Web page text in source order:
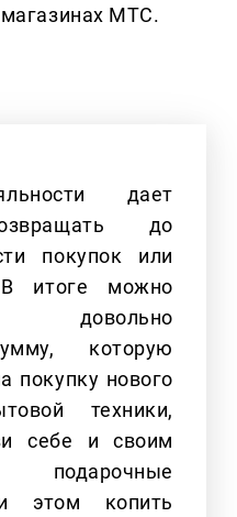
МТС.
дает
до
покупок или
В итоге можно
довольно
которую
покупку нового
техники,
себе и своим
этом копить